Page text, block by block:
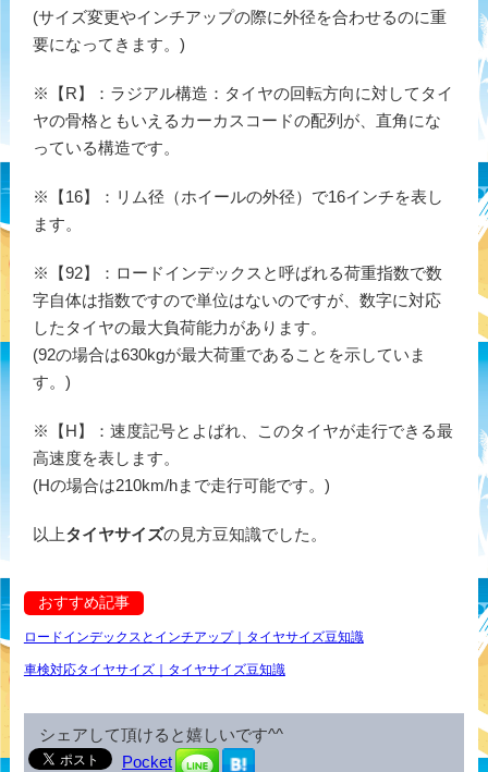
(サイズ変更やインチアップの際に外径を合わせるのに重
要になってきます。)
※【R】：ラジアル構造：タイヤの回転方向に対してタイ
ヤの骨格ともいえるカーカスコードの配列が、直角にな
っている構造です。
※【16】：リム径（ホイールの外径）で16インチを表し
ます。
※【92】：ロードインデックスと呼ばれる荷重指数で数
字自体は指数ですので単位はないのですが、数字に対応
したタイヤの最大負荷能力があります。
(92の場合は630kgが最大荷重であることを示していま
す。)
※【H】：速度記号とよばれ、このタイヤが走行できる最
高速度を表します。
(Hの場合は210km/hまで走行可能です。)
以上タイヤサイズの見方豆知識でした。
おすすめ記事
ロードインデックスとインチアップ｜タイヤサイズ豆知識
車検対応タイヤサイズ｜タイヤサイズ豆知識
シェアして頂けると嬉しいです^^
Pocket